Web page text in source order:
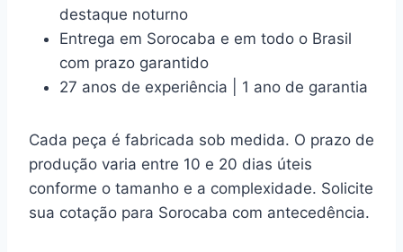
destaque noturno
Entrega em Sorocaba e em todo o Brasil
com prazo garantido
27 anos de experiência | 1 ano de garantia
Cada peça é fabricada sob medida. O prazo de
produção varia entre 10 e 20 dias úteis
conforme o tamanho e a complexidade. Solicite
sua cotação para Sorocaba com antecedência.